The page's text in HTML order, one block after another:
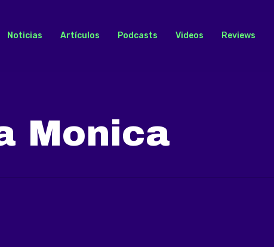
Noticias Artículos Podcasts Videos Reviews
Monica